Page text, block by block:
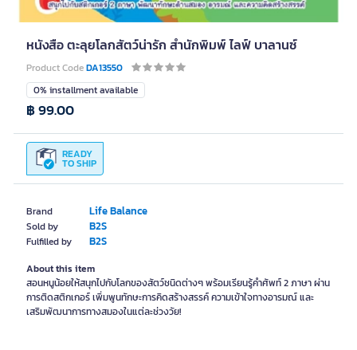
หนังสือ ตะลุยโลกสัตว์น่ารัก สำนักพิมพ์ ไลฟ์ บาลานซ์
Product CodeDA13550
Brand Life Balance
Sold by B2S
Fulfilled by B2S
0% installment available
READY
TO SHIP
฿ 99.00
About this item
สอนหนูน้อยให้สนุกไปกับโลกของสัตว์ชนิดต่างๆ พร้อมเรียนรู้คำศัพท์ 2 ภาษา ผ่าน
การติดสติกเกอร์ เพิ่มพูนทักษะการคิดสร้างสรรค์ ความเข้าใจทางอารมณ์ และ
เสริมพัฒนาการทางสมองในแต่ละช่วงวัย!